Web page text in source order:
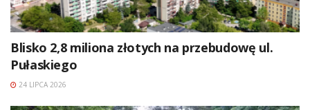
Blisko 2,8 miliona złotych na przebudowę ul.
Pułaskiego
24 LIPCA 2026